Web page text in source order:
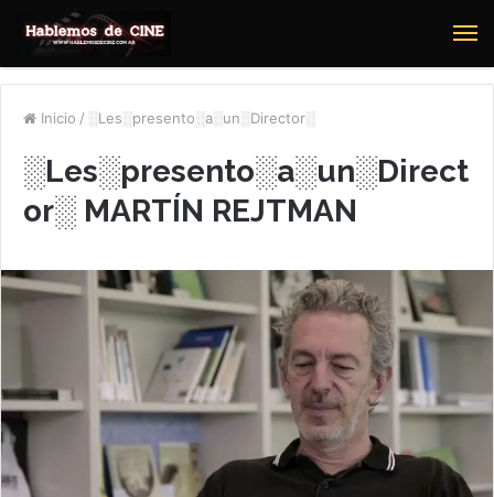
Inicio / ░Les░presento░a░un░Director░
░Les░presento░a░un░Direct
or░ MARTÍN REJTMAN